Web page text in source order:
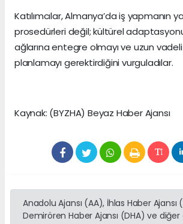
Katılımcılar, Almanya’da iş yapmanın
prosedürleri değil; kültürel
ağlarına entegre olmayı ve uzun
planlamayı gerektirdiğini vurguladılar.
Kaynak: (BYZHA) Beyaz Haber Ajansı
Anadolu Ajansı (AA), İhlas Haber Ajansı
Demirören Haber Ajansı (DHA) ve diğer